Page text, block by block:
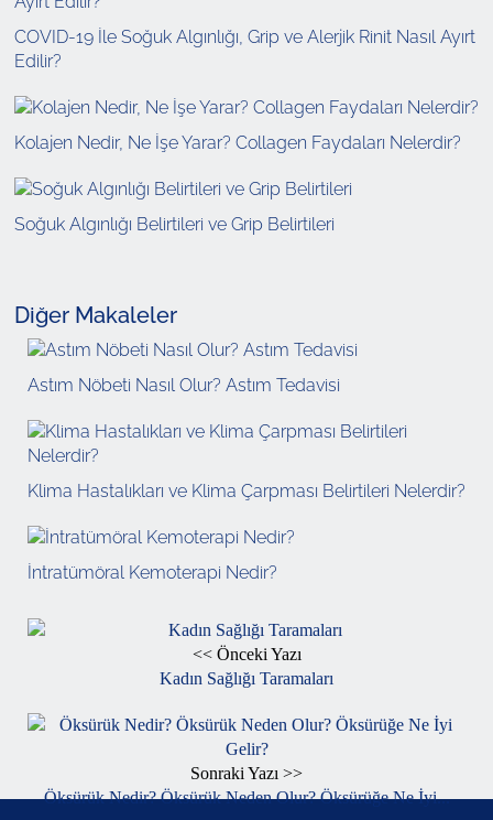
COVID-19 İle Soğuk Algınlığı, Grip ve Alerjik Rinit Nasıl Ayırt
Edilir?
Kolajen Nedir, Ne İşe Yarar? Collagen Faydaları Nelerdir?
Soğuk Algınlığı Belirtileri ve Grip Belirtileri
Diğer Makaleler
Astım Nöbeti Nasıl Olur? Astım Tedavisi
Klima Hastalıkları ve Klima Çarpması Belirtileri Nelerdir?
İntratümöral Kemoterapi Nedir?
<< Önceki Yazı
Kadın Sağlığı Taramaları
Sonraki Yazı >>
Öksürük Nedir? Öksürük Neden Olur? Öksürüğe Ne İyi...